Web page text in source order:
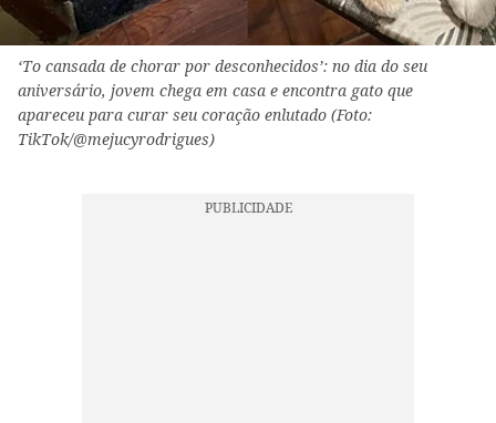
‘To cansada de chorar por desconhecidos’: no dia do seu
aniversário, jovem chega em casa e encontra gato que
apareceu para curar seu coração enlutado (Foto:
TikTok/@mejucyrodrigues)